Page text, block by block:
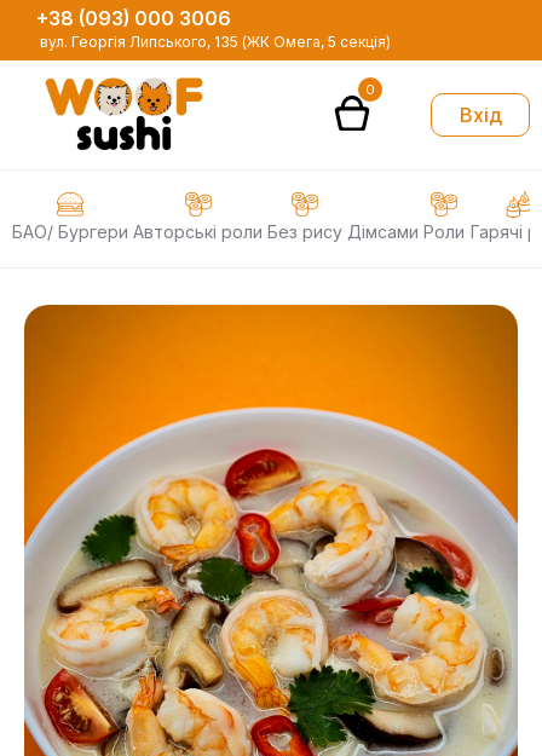
+38 (093) 000 3006
вул. Георгія Липського, 135 (ЖК Омега, 5 секція)
0
Вхід
БАО/ Бургери Авторські роли Без рису Дімсами Роли Гарячі